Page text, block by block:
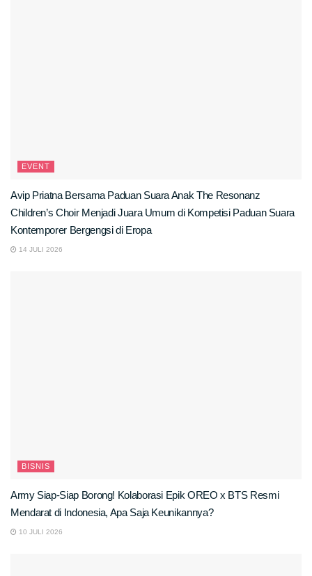
EVENT
Avip Priatna Bersama Paduan Suara Anak The Resonanz
Children’s Choir Menjadi Juara Umum di Kompetisi Paduan Suara
Kontemporer Bergengsi di Eropa
14 JULI 2026
BISNIS
Army Siap-Siap Borong! Kolaborasi Epik OREO x BTS Resmi
Mendarat di Indonesia, Apa Saja Keunikannya?
10 JULI 2026